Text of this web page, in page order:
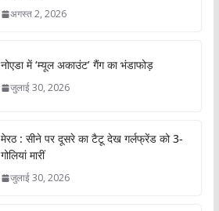
अगस्त 2, 2026
नोएडा में ‘म्यूल अकाउंट’ गैंग का भंडाफोड़
जुलाई 30, 2026
मेरठ : सीने पर दूसरे का टैटू देख गर्लफ्रेंड को 3-
गोलियां मारीं
जुलाई 30, 2026